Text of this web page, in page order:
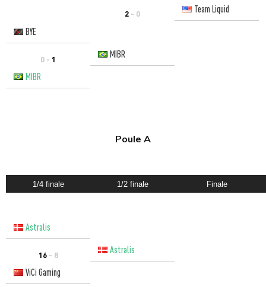
2 - 0
Team Liquid
BYE
0 - 1
MIBR
MIBR
Poule A
1/4 finale 1/2 finale Finale
Astralis
16- 8
Astralis
ViCi Gaming